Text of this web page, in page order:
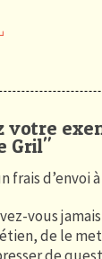
votre
Gril"
frais d’envoi à
vous
de le